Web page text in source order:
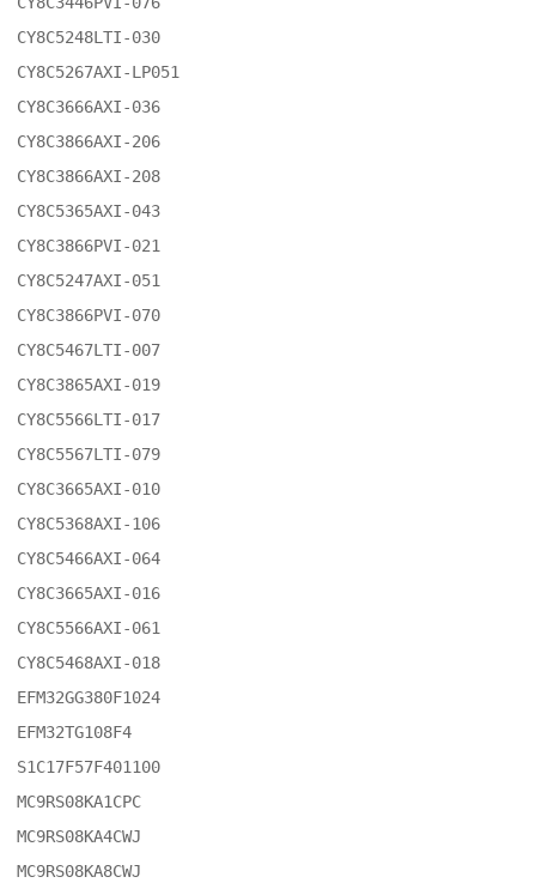
CY8C5248LTI-030
CY8C5267AXI-LP051
CY8C3666AXI-036
CY8C3866AXI-206
CY8C3866AXI-208
CY8C5365AXI-043
CY8C3866PVI-021
CY8C5247AXI-051
CY8C3866PVI-070
CY8C5467LTI-007
CY8C3865AXI-019
CY8C5566LTI-017
CY8C5567LTI-079
CY8C3665AXI-010
CY8C5368AXI-106
CY8C5466AXI-064
CY8C3665AXI-016
CY8C5566AXI-061
CY8C5468AXI-018
EFM32GG380F1024
EFM32TG108F4
S1C17F57F401100
MC9RS08KA1CPC
MC9RS08KA4CWJ
MC9RS08KA8CWJ